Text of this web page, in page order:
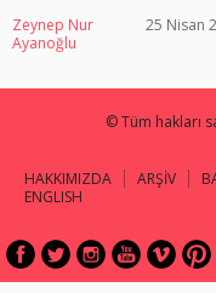
Zeynep Nur
Ayanoğlu
25 Nisan
© Tüm hakları
HAKKIMIZDA ARŞİV
ENGLISH